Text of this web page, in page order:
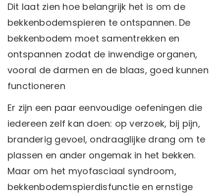
Dit laat zien hoe belangrijk het is om de
bekkenbodemspieren te ontspannen. De
bekkenbodem moet samentrekken en
ontspannen zodat de inwendige organen,
vooral de darmen en de blaas, goed kunnen
functioneren
Er zijn een paar eenvoudige oefeningen die
iedereen zelf kan doen: op verzoek, bij pijn,
branderig gevoel, ondraaglijke drang om te
plassen en ander ongemak in het bekken.
Maar om het myofasciaal syndroom,
bekkenbodemspierdisfunctie en ernstige